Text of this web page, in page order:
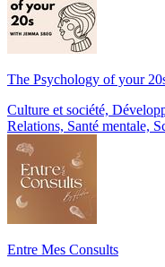
The Psychology of your
Culture et société,
Relations, Santé mentale,
Entre Mes Consults